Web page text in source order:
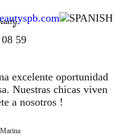
59
excelente oportunidad
Nuestras сhicas viven
a nosotros !